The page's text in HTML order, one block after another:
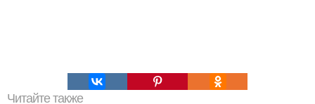
Читайте также